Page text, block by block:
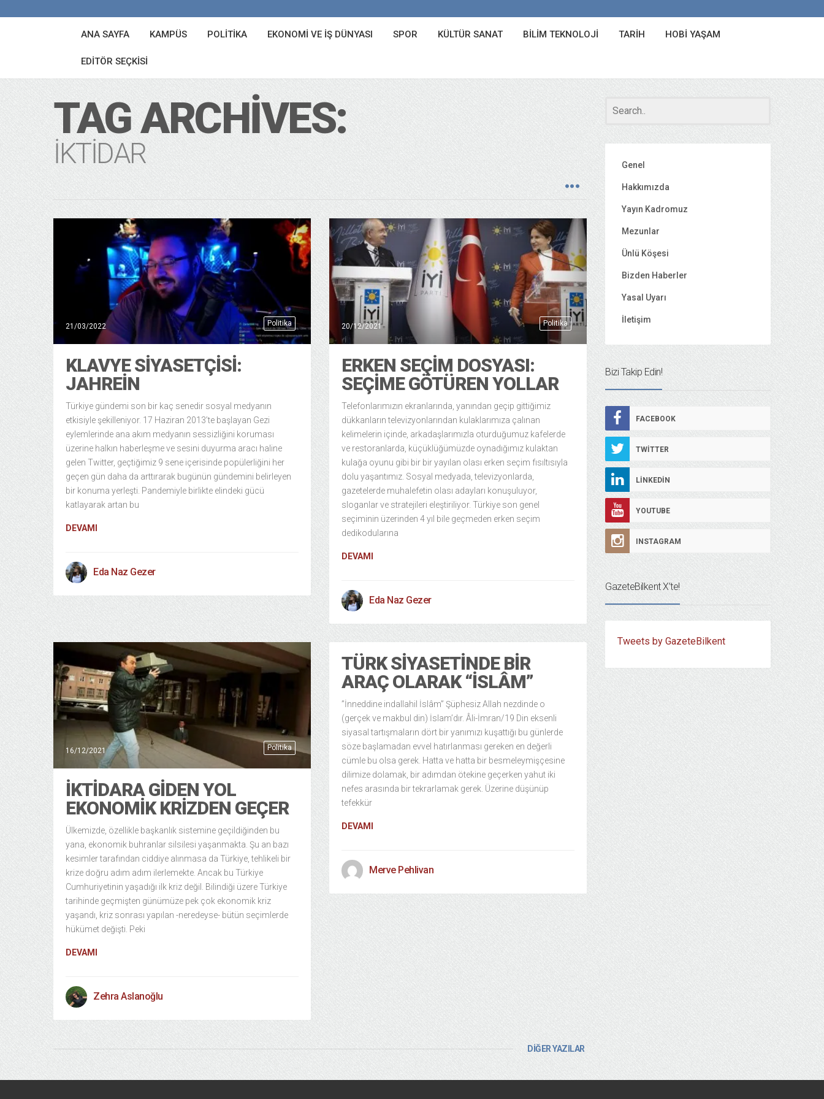
ANA SAYFA KAMPÜS POLITIKA EKONOMI VE İŞ DÜNYASI SPOR KÜLTÜR SANAT BILIM TEKNOLOJI TARIH HOBI YAŞAM
EDITÖR SEÇKISI
TAG ARCHIVES:
IKTIDAR
Politika
21/03/2022
KLAVYE SIYASETÇISI:
JAHREIN
Türkiye gündemi son bir kaç senedir sosyal medyanın
etkisiyle şekilleniyor. 17 Haziran 2013’te başlayan Gezi
eylemlerinde ana akım medyanın sessizliğini koruması
üzerine halkın haberleşme ve sesini duyurma aracı haline
gelen Twitter, geçtiğimiz 9 sene içerisinde popülerliğini her
geçen gün daha da arttırarak bugünün gündemini belirleyen
bir konuma yerleşti. Pandemiyle birlikte elindeki gücü
katlayarak artan bu
DEVAMI
Eda Naz Gezer
Politika
20/12/2021
ERKEN SEÇİM DOSYASI:
SEÇİME GÖTÜREN YOLLAR
Telefonlarımızın ekranlarında, yanından geçip gittiğimiz
dükkanların televizyonlarından kulaklarımıza çalınan
kelimelerin içinde, arkadaşlarımızla oturduğumuz kafelerde
ve restoranlarda, küçüklüğümüzde oynadığımız kulaktan
kulağa oyunu gibi bir bir yayılan olası erken seçim fısıltısıyla
dolu yaşantımız. Sosyal medyada, televizyonlarda,
gazetelerde muhalefetin olası adayları konuşuluyor,
sloganlar ve stratejileri eleştiriliyor. Türkiye son genel
seçiminin üzerinden 4 yıl bile geçmeden erken seçim
dedikodularına
DEVAMI
Eda Naz Gezer
Politika
16/12/2021
İKTIDARA GIDEN YOL
EKONOMIK KRIZDEN GEÇER
Ülkemizde, özellikle başkanlık sistemine geçildiğinden bu
yana, ekonomik buhranlar silsilesi yaşanmakta. Şu an bazı
kesimler tarafından ciddiye alınmasa da Türkiye, tehlikeli bir
krize doğru adım adım ilerlemekte. Ancak bu Türkiye
Cumhuriyetinin yaşadığı ilk kriz değil. Bilindiği üzere Türkiye
tarihinde geçmişten günümüze pek çok ekonomik kriz
yaşandı, kriz sonrası yapılan -neredeyse- bütün seçimlerde
hükümet değişti. Peki
DEVAMI
Zehra Aslanoğlu
TÜRK SIYASETINDE BIR
ARAÇ OLARAK “İSLÂM”
”İnneddine indallahil İslâm” Şüphesiz Allah nezdinde o
(gerçek ve makbul din) İslam’dır. Âli-İmran/19 Din eksenli
siyasal tartışmaların dört bir yanımızı kuşattığı bu günlerde
söze başlamadan evvel hatırlanması gereken en değerli
cümle bu olsa gerek. Hatta ve hatta bir besmeleymişçesine
dilimize dolamak, bir adımdan ötekine geçerken yahut iki
nefes arasında bir tekrarlamak gerek. Üzerine düşünüp
tefekkür
DEVAMI
Merve Pehlivan
DİĞER YAZILAR
Genel
Hakkımızda
Yayın Kadromuz
Mezunlar
Ünlü Köşesi
Bizden Haberler
Yasal Uyarı
İletişim
Bizi Takip Edin!
FACEBOOK
TWITTER
LINKEDIN
YOUTUBE
INSTAGRAM
GazeteBilkent X’te!
Tweets by GazeteBilkent